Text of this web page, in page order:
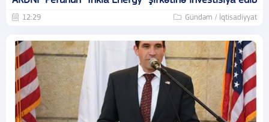
12:29 Gündəm / İqtisadiyyat